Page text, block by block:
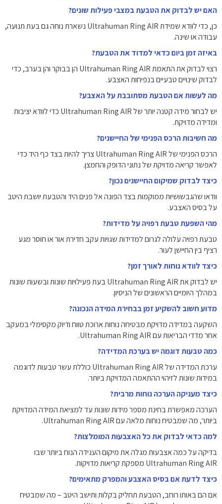
האם יש לבדוק את הטבעת במצבי פעילות שונים?
כן, כדי לוודא שמידת Ultrahuman Ring AIR נשארת נוחה גם בעת תנועה,
עבודה או שינה.
באיזה זמן ביום כדאי למדוד את הטבעת?
רצוי לבדוק את התאמת Ultrahuman Ring AIR הן בבוקר והן בערב, כדי
לבדוק שינויים טבעיים בנפיחות האצבע.
מה לעשות אם הטבעת מסתובבת על האצבע?
יש לבחור מידה קטנה יותר של Ultrahuman Ring AIR כדי לוודא יציבות
ומדידה מדויקת.
מה חשיבות הרכס הפנימי של החיישנים?
הרכס הפנימי של Ultrahuman Ring AIR צריך להיות בצד כף היד כדי
לאפשר קריאה מדויקת של נתוני הדופק והחמצן.
כיצד לבדוק שמיקום החיישנים נכון?
וודאו שהגבשושיות ממוקמות בצד הפונה אל פנים היד והטבעת יושבת היטב
על בסיס האצבע.
מהי השפעת טבעת רפויה על מדידות?
טבעת רפויה עלולה לגרום למדידות שגויות עקב חדירת אור או חוסר מגע
רציף בין החיישן לעור.
כיצד לוודא נוחות לאורך זמן?
יש לבדוק את Ultrahuman Ring AIR בעת פעילויות שונות ובשעות שונות
במהלך היומיים הראשונים של הניסיון.
מדוע חשוב להשקיע זמן בבחירת המידה הנכונה?
השקעה במדידה מדויקת מבטיחה נוחות ארוכת טווח ודיוק מקסימלי במעקב
אחר מדדי הבריאות עם Ultrahuman Ring AIR.
כמה טבעות דוגמה יש בערכת המדידה?
ערכת המדידה של Ultrahuman Ring AIR כוללת עשר טבעות לדוגמה
במידות שונות לזיהוי ההתאמה המדויקת ביותר.
כיצד מעניקה הערכה נוחות מרבית?
הערכה מאפשרת בחינת מספר מידות שונות עד למציאת המידה המדויקת
ביותר, מה שמבטיח נוחות מלאה עם Ultrahuman Ring AIR.
למה כדאי לבדוק את כל האצבעות המומלצות?
בדיקה על כמה אצבעות מגלה את מיקום הענידה הנוח ביותר שבו
Ultrahuman Ring AIR מספקת קריאות מדויקות.
כיצד לדעת אם בסיס האצבע והמפרק מתאימים?
אם הם באותו רוחב, הטבעת תחליק בקלות ותישב היטב – מה שמבטיח